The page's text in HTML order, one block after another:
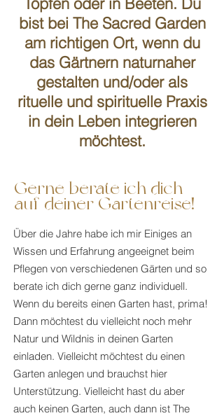
bist bei The Sacred Garden
am richtigen Ort, wenn du
das Gärtnern naturnaher
gestalten und/oder als
rituelle und spirituelle Praxis
in dein Leben integrieren
möchtest.
Gerne berate ich dich
auf deiner Gartenreise!
Über die Jahre habe ich mir Einiges an
Wissen und Erfahrung angeeignet beim
Pflegen von verschiedenen Gärten und so
berate ich dich gerne ganz individuell.
Wenn du bereits einen Garten hast, prima!
Dann möchtest du vielleicht noch mehr
Natur und Wildnis in deinen Garten
einladen. Vielleicht möchtest du einen
Garten anlegen und brauchst hier
Unterstützung. Vielleicht hast du aber
auch keinen Garten, auch dann ist The